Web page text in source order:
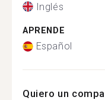
Inglés
APRENDE
Español
Quiero un